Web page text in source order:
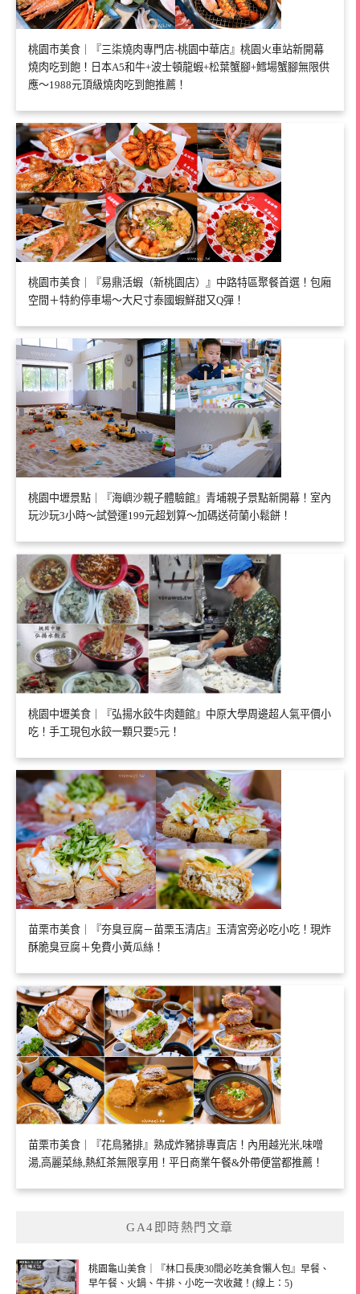
桃園市美食｜『三柒燒肉專門店-桃園中華店』桃園火車站新開幕
燒肉吃到飽！日本A5和牛+波士頓龍蝦+松葉蟹腳+鱈場蟹腳無限供
應～1988元頂級燒肉吃到飽推薦！
桃園市美食｜『易鼎活蝦（新桃園店）』中路特區聚餐首選！包廂
空間＋特約停車場～大尺寸泰國蝦鮮甜又Q彈！
桃園中壢景點｜『海嶼沙親子體驗館』青埔親子景點新開幕！室內
玩沙玩3小時～試營運199元超划算～加碼送荷蘭小鬆餅！
桃園中壢美食｜『弘揚水餃牛肉麵館』中原大學周邊超人氣平價小
吃！手工現包水餃一顆只要5元！
苗栗市美食｜『夯臭豆腐－苗栗玉清店』玉清宮旁必吃小吃！現炸
酥脆臭豆腐＋免費小黃瓜絲！
苗栗市美食｜『花鳥豬排』熟成炸豬排專賣店！內用越光米,味噌
湯,高麗菜絲,熱紅茶無限享用！平日商業午餐&外帶便當都推薦！
GA4即時熱門文章
桃園龜山美食｜『林口長庚30間必吃美食懶人包』早餐、
早午餐、火鍋、牛排、小吃一次收藏！(線上：5)